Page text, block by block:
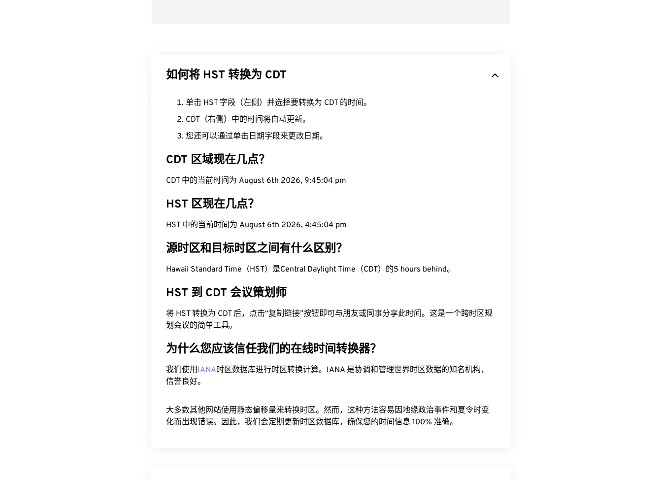
如何将 HST 转换为 CDT
单击 HST 字段（左侧）并选择要转换为 CDT 的时间。
CDT（右侧）中的时间将自动更新。
您还可以通过单击日期字段来更改日期。
CDT 区域现在几点？
CDT 中的当前时间为 August 6th 2026, 9:45:05 pm
HST 区现在几点？
HST 中的当前时间为 August 6th 2026, 4:45:05 pm
源时区和目标时区之间有什么区别？
Hawaii Standard Time（HST）是Central Daylight Time（CDT）的5 hours behind。
HST 到 CDT 会议策划师
将 HST 转换为 CDT 后，点击“复制链接”按钮即可与朋友或同事分享此时间。这是一个跨时区规
划会议的简单工具。
为什么您应该信任我们的在线时间转换器？
我们使用IANA时区数据库进行时区转换计算。IANA 是协调和管理世界时区数据的知名机构，
信誉良好。
大多数其他网站使用静态偏移量来转换时区。然而，这种方法容易因地缘政治事件和夏令时变
化而出现错误。因此，我们会定期更新时区数据库，确保您的时间信息 100% 准确。